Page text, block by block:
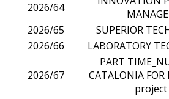
2026/64
2026/65
SUPERIOR
2026/66
LABORATORY
2026/67
PART
CATALONIA
project